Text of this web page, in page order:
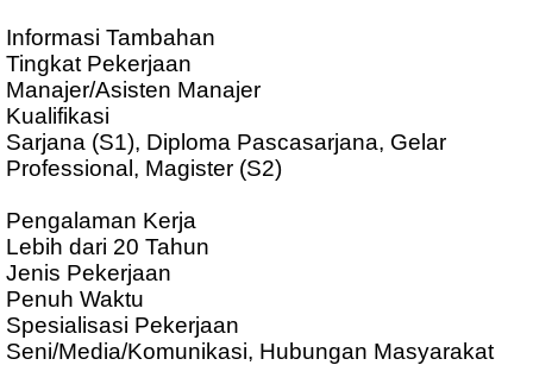
Informasi Tambahan
Tingkat Pekerjaan
Manajer/Asisten Manajer
Kualifikasi
Sarjana (S1), Diploma Pascasarjana, Gelar
Professional, Magister (S2)
Pengalaman Kerja
Lebih dari 20 Tahun
Jenis Pekerjaan
Penuh Waktu
Spesialisasi Pekerjaan
Seni/Media/Komunikasi, Hubungan Masyarakat